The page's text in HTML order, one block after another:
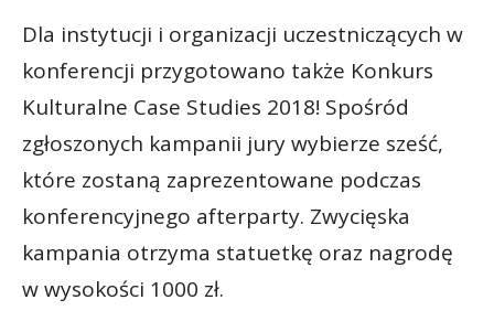
Dla instytucji i organizacji uczestniczących w
konferencji przygotowano także Konkurs
Kulturalne Case Studies 2018! Spośród
zgłoszonych kampanii jury wybierze sześć,
które zostaną zaprezentowane podczas
konferencyjnego afterparty. Zwycięska
kampania otrzyma statuetkę oraz nagrodę
w wysokości 1000 zł.